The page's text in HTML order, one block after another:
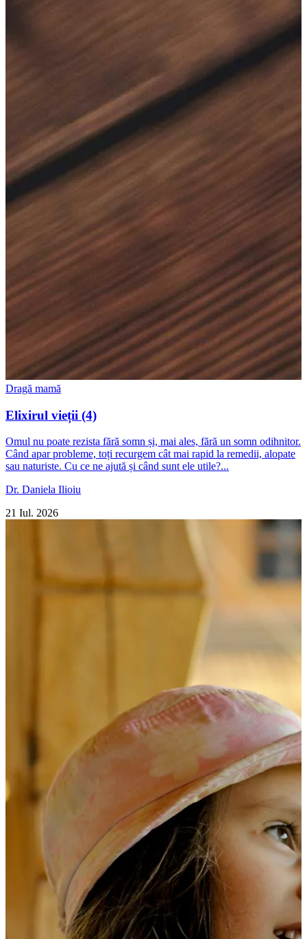
Dragă mamă
Elixirul vieții (4)
Omul nu poate rezista fără somn și, mai ales, fără un somn odihnitor.
Când apar probleme, toți recurgem cât mai rapid la remedii, alopate
sau naturiste. Cu ce ne ajută și când sunt ele utile?...
Dr. Daniela Ilioiu
21 Iul. 2026